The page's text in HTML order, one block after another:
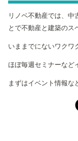
リノベ不動産では、中
とで不動産と建築のス
いままでにないワクワ
ほぼ毎週セミナーなど
まずはイベント情報な